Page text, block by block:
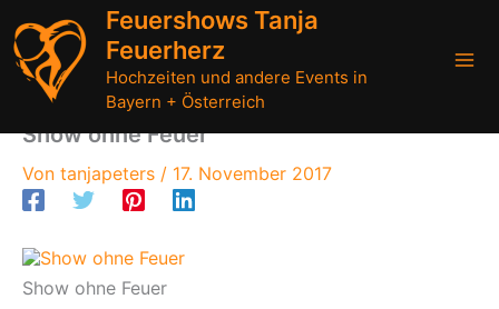
Inhalt
springen
Feuershows Tanja
Feuerherz
Hochzeiten und andere Events in
Bayern + Österreich
Show ohne Feuer
Von tanjapeters / 17. November 2017
Show ohne Feuer